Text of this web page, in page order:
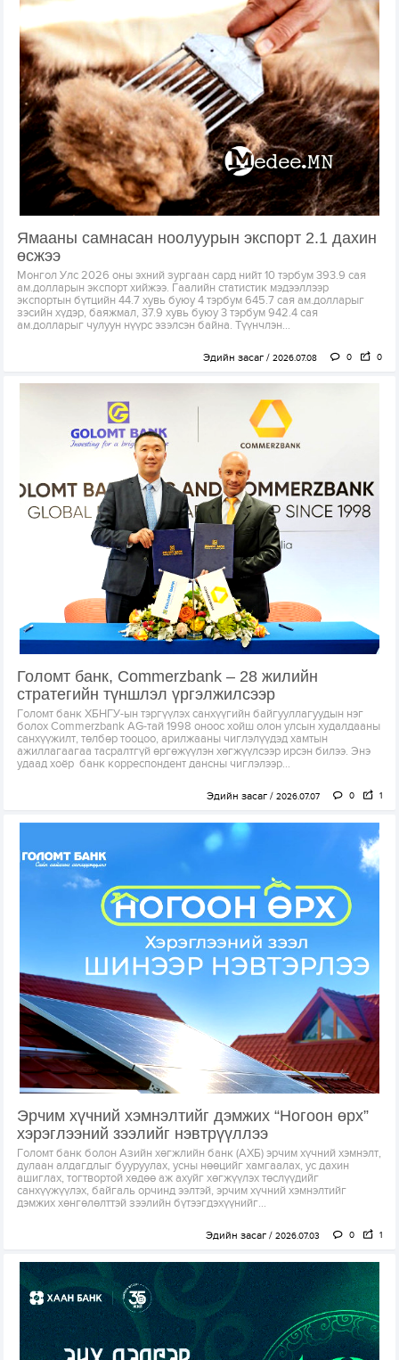
Ямааны самнасан ноолуурын экспорт 2.1 дахин
өсжээ
Монгол Улс 2026 оны эхний зургаан сард нийт 10 тэрбум 393.9 сая
ам.долларын экспорт хийжээ. Гаалийн статистик мэдээллээр
экспортын бүтцийн 44.7 хувь буюу 4 тэрбум 645.7 сая ам.долларыг
зэсийн хүдэр, баяжмал, 37.9 хувь буюу 3 тэрбум 942.4 сая
ам.долларыг чулуун нүүрс эзэлсэн байна. Түүнчлэн...
Эдийн засаг 2026.07.08 0 0
Голомт банк, Commerzbank – 28 жилийн
стратегийн түншлэл үргэлжилсээр
Голомт банк ХБНГУ-ын тэргүүлэх санхүүгийн байгууллагуудын нэг
болох Commerzbank AG-тай 1998 оноос хойш олон улсын худалдааны
санхүүжилт, төлбөр тооцоо, арилжааны чиглэлүүдэд хамтын
ажиллагаагаа тасралтгүй өргөжүүлэн хөгжүүлсээр ирсэн билээ. Энэ
удаад хоёр банк корреспондент дансны чиглэлээр...
Эдийн засаг 2026.07.07 0 1
Эрчим хүчний хэмнэлтийг дэмжих “Ногоон өрх”
хэрэглээний зээлийг нэвтрүүллээ
Голомт банк болон Азийн хөгжлийн банк (АХБ) эрчим хүчний хэмнэлт,
дулаан алдагдлыг бууруулах, усны нөөцийг хамгаалах, ус дахин
ашиглах, тогтвортой хөдөө аж ахуйг хөгжүүлэх төслүүдийг
санхүүжүүлэх, байгаль орчинд ээлтэй, эрчим хүчний хэмнэлтийг
дэмжих хөнгөлөлттэй зээлийн бүтээгдэхүүнийг...
Эдийн засаг 2026.07.03 0 1